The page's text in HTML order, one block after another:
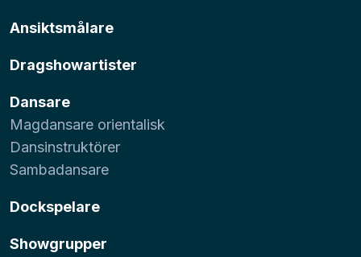
Ansiktsmålare
Dragshowartister
Dansare
Magdansare orientalisk
Dansinstruktörer
Sambadansare
Dockspelare
Showgrupper